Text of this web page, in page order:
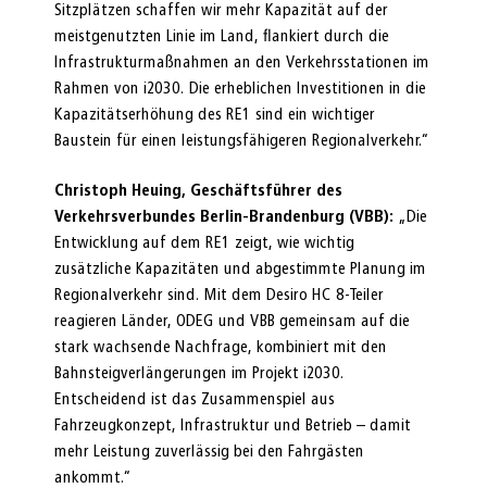
Sitzplätzen schaffen wir mehr Kapazität auf der
meistgenutzten Linie im Land, flankiert durch die
Infrastrukturmaßnahmen an den Verkehrsstationen im
Rahmen von i2030. Die erheblichen Investitionen in die
Kapazitätserhöhung des RE1 sind ein wichtiger
Baustein für einen leistungsfähigeren Regionalverkehr.“
Christoph Heuing, Geschäftsführer des
Verkehrsverbundes Berlin-Brandenburg (VBB): „Die
Entwicklung auf dem RE1 zeigt, wie wichtig
zusätzliche Kapazitäten und abgestimmte Planung im
Regionalverkehr sind. Mit dem Desiro HC 8-Teiler
reagieren Länder, ODEG und VBB gemeinsam auf die
stark wachsende Nachfrage, kombiniert mit den
Bahnsteigverlängerungen im Projekt i2030.
Entscheidend ist das Zusammenspiel aus
Fahrzeugkonzept, Infrastruktur und Betrieb – damit
mehr Leistung zuverlässig bei den Fahrgästen
ankommt.“